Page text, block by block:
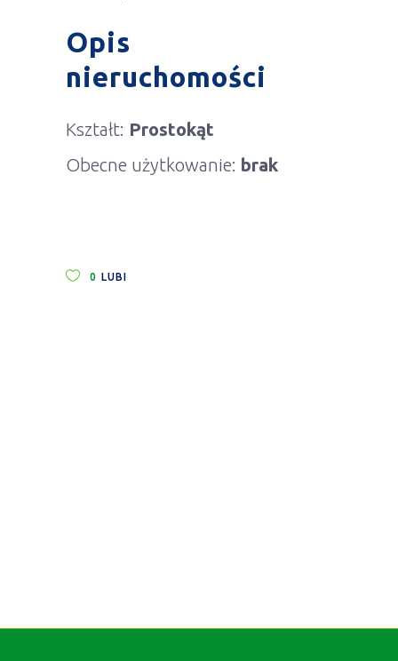
Opis
nieruchomości
Kształt: Prostokąt
Obecne użytkowanie: brak
0 LUBI